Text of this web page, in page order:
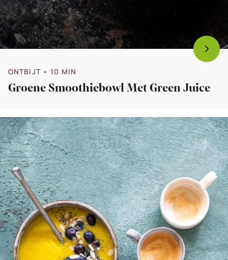
ONTBIJT • 10 MIN
Groene Smoothiebowl Met Green Juice
Bekijk
Kurkuma
smoothiebowl
met
banaan
en
perzik